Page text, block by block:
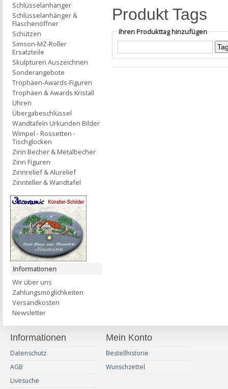
Produkt Tags
Ihren Produkttag hinzufügen
Schlüsselanhänger
Schlüsselanhänger &
Flaschenöffner
Schützen
Simson-MZ-Roller
Ersatzteile
Skulpturen Auszeichnen
Sonderangebote
Trophäen-Awards-Figuren
Trophäen & Awards Kristall
Uhren
Übergabeschlüssel
Wandtafeln Urkunden Bilder
Wimpel - Rossetten -
Tischglocken
Zinn Becher & Metalbecher
Zinn Figuren
Zinnrelief & Alurelief
Zinnteller & Wandtafel
Informationen
Wir über uns
Zahlungsmöglichkeiten
Versandkosten
Newsletter
Informationen
Datenschutz
AGB
Livesuche
Mein Konto
Bestellhistorie
Wunschzettel